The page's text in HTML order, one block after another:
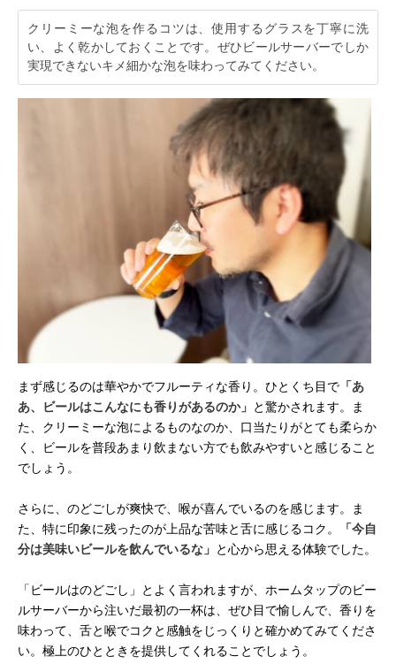
クリーミーな泡を作るコツは、使用するグラスを丁寧に洗
い、よく乾かしておくことです。ぜひビールサーバーでしか
実現できないキメ細かな泡を味わってみてください。
まず感じるのは華やかでフルーティな香り。ひとくち目で 「あ
あ、ビールはこんなにも香りがあるのか」 と驚かされます。ま
た、クリーミーな泡によるものなのか、口当たりがとても柔らか
く、ビールを普段あまり飲まない方でも飲みやすいと感じること
でしょう。
さらに、のどごしが爽快で、喉が喜んでいるのを感じます。ま
た、特に印象に残ったのが上品な苦味と舌に感じるコク。
「今自
分は美味いビールを飲んでいるな」 と心から思える体験でした。
「ビールはのどごし」とよく言われますが、ホームタップのビー
ルサーバーから注いだ最初の一杯は、ぜひ目で愉しんで、香りを
味わって、舌と喉でコクと感触をじっくりと確かめてみてくださ
い。極上のひとときを提供してくれることでしょう。